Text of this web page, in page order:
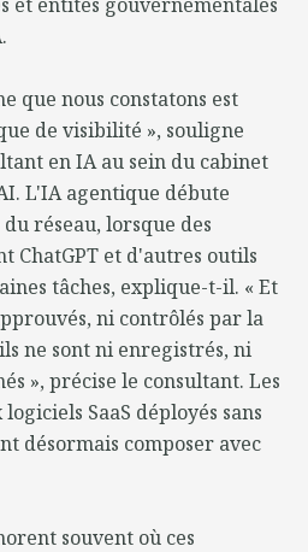
que nous constatons est
de visibilité », souligne
en IA au sein du cabinet
L'IA agentique débute
réseau, lorsque des
ChatGPT et d'autres outils
tâches, explique-t-il. « Et
ni contrôlés par la
ne sont ni enregistrés, ni
», précise le consultant. Les
SaaS déployés sans
désormais composer avec
souvent où ces